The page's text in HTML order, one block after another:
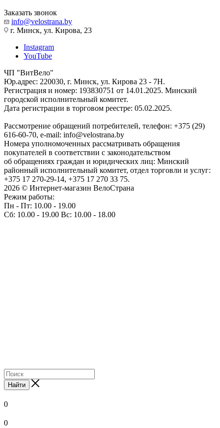
Заказать звонок
info@velostrana.by
г. Минск, ул. Кирова, 23
Instagram
YouTube
ЧП "ВитВело"
Юр.адрес: 220030, г. Минск, ул. Кирова 23 - 7Н.
Регистрация и номер: 193830751 от 14.01.2025. Минский
городской исполнительный комитет.
Дата регистрации в торговом реестре: 05.02.2025.
Рассмотрение обращений потребителей, телефон: +375 (29)
616-60-70, e-mail: info@velostrana.by
Номера уполномоченных рассматривать обращения
покупателей в соответствии с законодательством
об обращениях граждан и юридических лиц: Минский
районный исполнительный комитет, отдел торговли и услуг:
+375 17 270-29-14, +375 17 270 33 75.
2026 © Интернет-магазин ВелоСтрана
Режим работы:
Пн - Пт: 10.00 - 19.00
Сб: 10.00 - 19.00 Вс: 10.00 - 18.00
Найти
0
0